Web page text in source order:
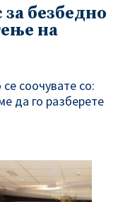
безбедно
на
соочувате со:
да го разберете